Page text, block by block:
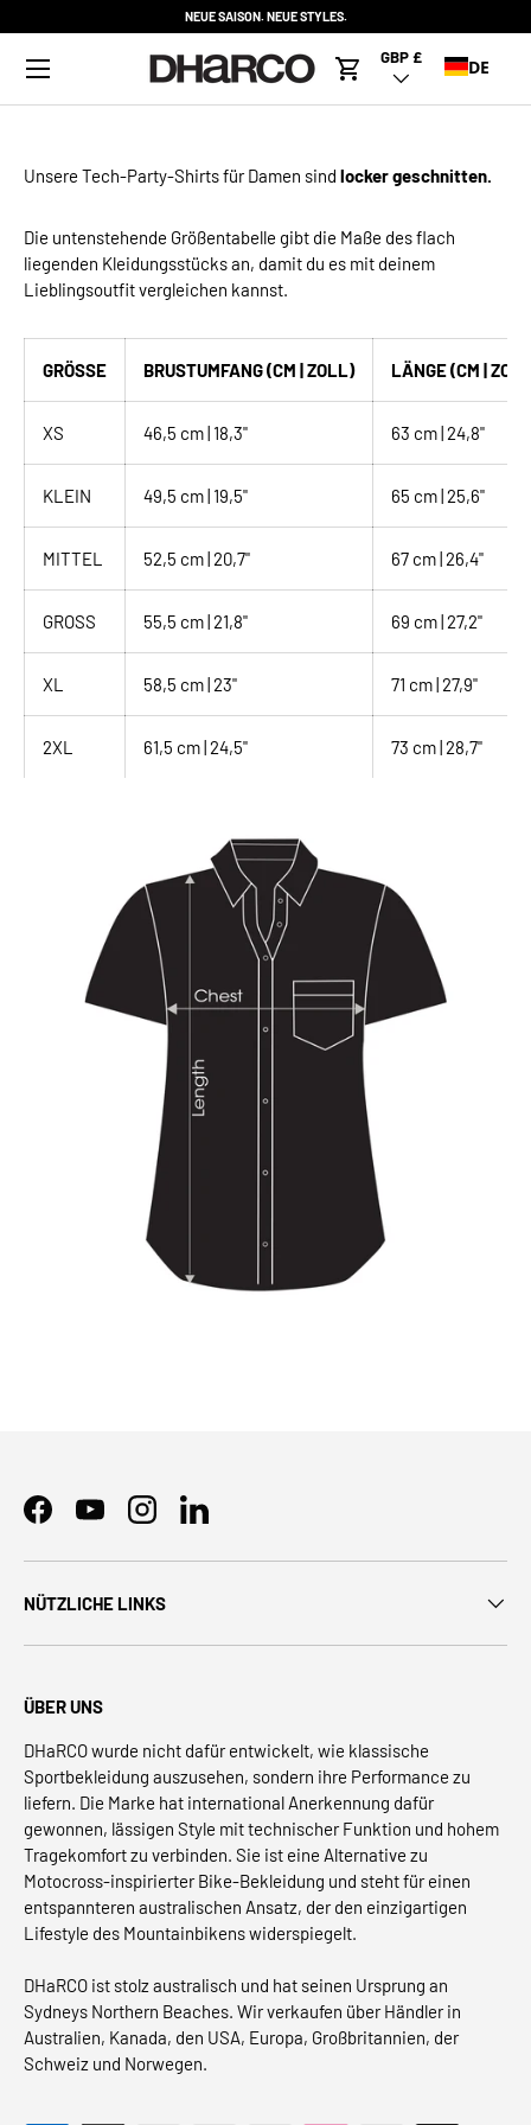
NEUE SAISON. NEUE STYLES.
Menü
Warenkorb
Land/Region
GBP £ DE
Unsere Tech-Party-Shirtsfür Damen sind locker geschnitten.
Die untenstehende Größentabelle gibt die Maße des flach
liegenden Kleidungsstücks an, damit du es mit deinem
Lieblingsoutfit vergleichen kannst.
GRÖSSE BRUSTUMFANG (CM | ZOLL) LÄNGE (CM |
XS 46,5 cm | 18,3" 63 cm | 24,8"
KLEIN 49,5 cm | 19,5" 65 cm | 25,6"
MITTEL 52,5 cm | 20,7" 67 cm | 26,4"
GROSS 55,5 cm | 21,8" 69 cm | 27,2"
XL 58,5 cm | 23" 71 cm | 27,9"
2XL 61,5 cm | 24,5" 73 cm | 28,7"
FacebookYouTubeInstagramLinkedIn
NÜTZLICHE LINKS
ÜBER UNS
DHaRCO wurde nicht dafür entwickelt, wie klassische
Sportbekleidung auszusehen, sondern ihre Performance zu
liefern. Die Marke hat international Anerkennung dafür
gewonnen, lässigen Style mit technischer Funktion und hohem
Tragekomfort zu verbinden. Sie ist eine Alternative zu
Motocross-inspirierter Bike-Bekleidung und steht für einen
entspannteren australischen Ansatz, der den einzigartigen
Lifestyle des Mountainbikens widerspiegelt.
DHaRCO ist stolz australisch und hat seinen Ursprung an
Sydneys Northern Beaches. Wir verkaufen über Händler in
Australien, Kanada, den USA, Europa, Großbritannien, der
Schweiz und Norwegen.